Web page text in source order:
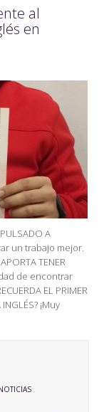
al
en
A
un trabajo mejor.
TENER
de encontrar
EL PRIMER
¡Muy